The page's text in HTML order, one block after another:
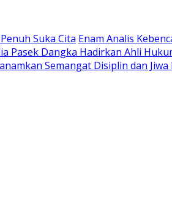
Suka Cita Enam Analis
Pasek Dangka Hadirkan Ahli
Semangat Disiplin dan Jiwa